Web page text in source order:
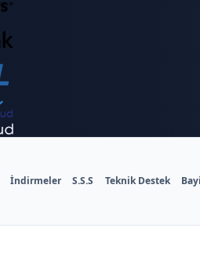
İndirmeler S.S.S Teknik Destek